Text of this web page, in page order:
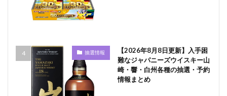
抽選情報
【2026年8月8日更新】入手困
難なジャパニーズウイスキー山
崎・響・白州各種の抽選・予約
情報まとめ